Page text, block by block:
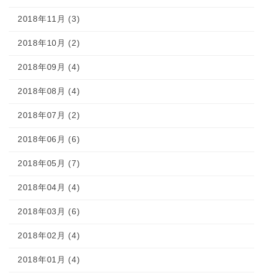
2018年11月 (3)
2018年10月 (2)
2018年09月 (4)
2018年08月 (4)
2018年07月 (2)
2018年06月 (6)
2018年05月 (7)
2018年04月 (4)
2018年03月 (6)
2018年02月 (4)
2018年01月 (4)